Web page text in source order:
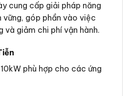
cung cấp giải pháp năng
vững, góp phần vào việc
và giảm chi phí vận hành.
phù hợp cho các ứng